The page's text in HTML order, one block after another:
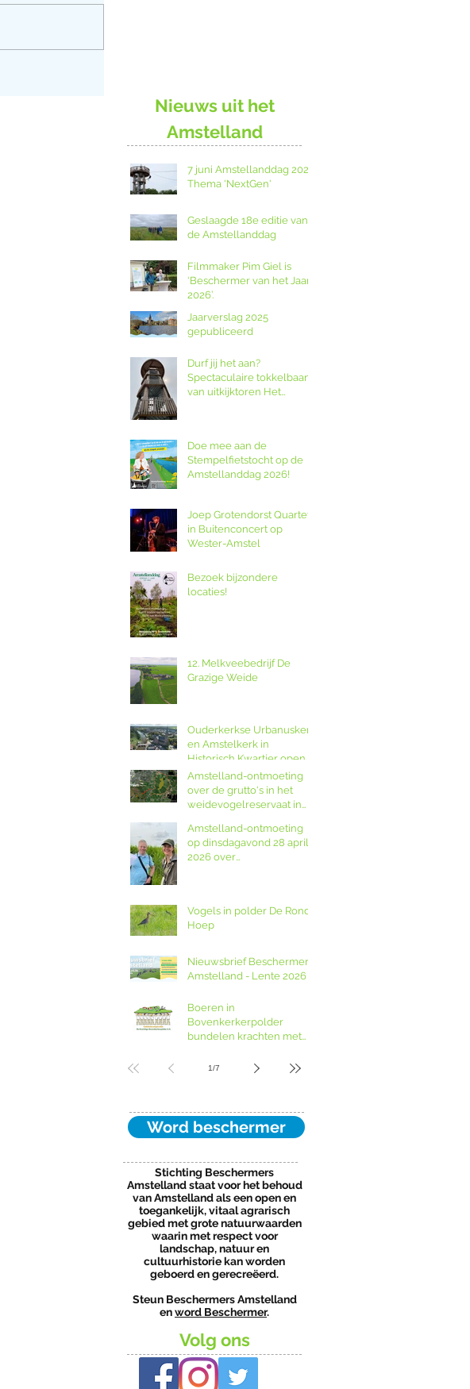
Nieuws uit het
Amstelland
7 juni Amstellanddag 2026:
Thema 'NextGen'
Geslaagde 18e editie van
de Amstellanddag
Filmmaker Pim Giel is
‘Beschermer van het Jaar
2026’.
Jaarverslag 2025
gepubliceerd
Durf jij het aan?
Spectaculaire tokkelbaan
van uitkijktoren Het
Doe mee aan de
Stempelfietstocht op de
Amstellanddag 2026!
Joep Grotendorst Quartet
in Buitenconcert op
Wester-Amstel
Bezoek bijzondere
locaties!
12. Melkveebedrijf De
Grazige Weide
Ouderkerkse Urbanuskerk
en Amstelkerk in
Historisch Kwartier open
op Amstellanddag met
rondleidingen,
fototentoonstelling en
Amstelland-ontmoeting
over de grutto's in het
weidevogelreservaat in
Amstelland-ontmoeting
op dinsdagavond 28 april
2026 over
Kwant van Landschap
Noord-Holland
Vogels in polder De Ronde
Hoep
Nieuwsbrief Beschermers
Amstelland - Lente 2026
Boeren in
Bovenkerkerpolder
bundelen krachten met
1/7
Word beschermer
Stichting Beschermers
Amstelland staat voor het behoud
van Amstelland als een open en
toegankelijk, vitaal agrarisch
gebied met grote natuurwaarden
waarin met respect voor
landschap, natuur en
cultuurhistorie kan worden
geboerd en gerecreëerd.
Steun Beschermers Amstelland
enword Beschermer.
Volg ons